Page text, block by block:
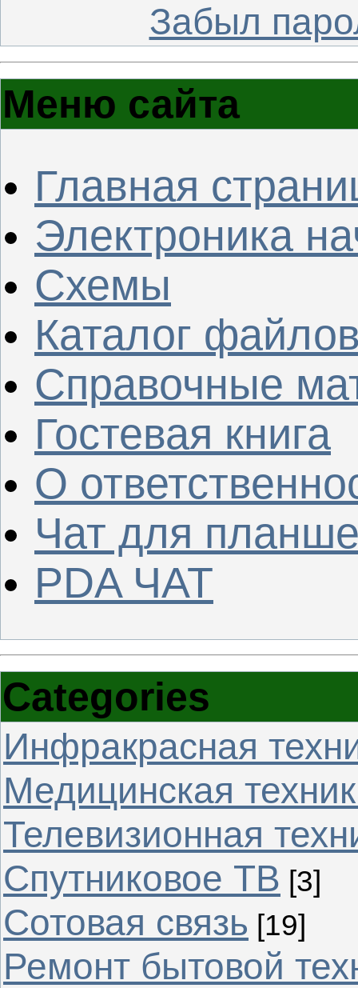
Забыл
Меню сайта
Главная
Электроника
Схемы
Каталог
Справочные
Гостевая книга
О
Чат для
PDA ЧАТ
Categories
Инфракрасная
Медицинская
Телевизионная
Спутниковое ТВ [3]
Сотовая связь [19]
Ремонт бытовой